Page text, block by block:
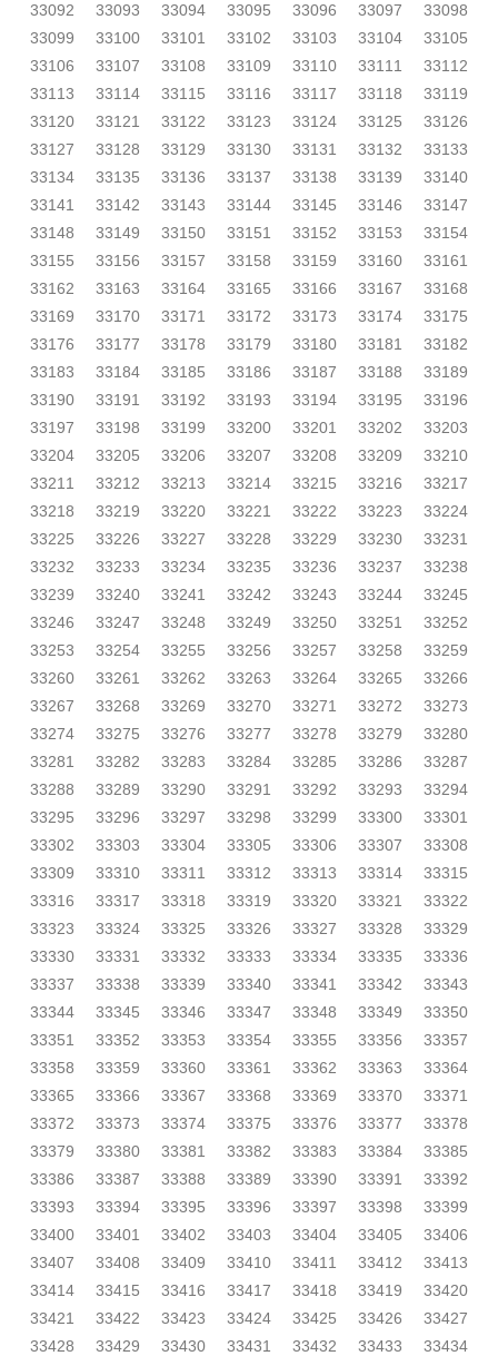
33092
33093 33094 33095 33096 33097
33098
33099
33100 33101 33102 33103 33104
33105
33106
33107 33108 33109 33110 33111
33112
33113
33114 33115 33116 33117 33118
33119
33120
33121 33122 33123 33124 33125
33126
33127
33128 33129 33130 33131 33132
33133
33134
33135 33136 33137 33138 33139
33140
33141
33142 33143 33144 33145 33146
33147
33148
33149 33150 33151 33152 33153
33154
33155
33156 33157 33158 33159 33160
33161
33162
33163 33164 33165 33166 33167
33168
33169
33170 33171 33172 33173 33174
33175
33176
33177 33178 33179 33180 33181
33182
33183
33184 33185 33186 33187 33188
33189
33190
33191 33192 33193 33194 33195
33196
33197
33198 33199 33200 33201 33202
33203
33204
33205 33206 33207 33208 33209
33210
33211
33212 33213 33214 33215 33216
33217
33218
33219 33220 33221 33222 33223
33224
33225
33226 33227 33228 33229 33230
33231
33232
33233 33234 33235 33236 33237
33238
33239
33240 33241 33242 33243 33244
33245
33246
33247 33248 33249 33250 33251
33252
33253
33254 33255 33256 33257 33258
33259
33260
33261 33262 33263 33264 33265
33266
33267
33268 33269 33270 33271 33272
33273
33274
33275 33276 33277 33278 33279
33280
33281
33282 33283 33284 33285 33286
33287
33288
33289 33290 33291 33292 33293
33294
33295
33296 33297 33298 33299 33300
33301
33302
33303 33304 33305 33306 33307
33308
33309
33310 33311 33312 33313 33314
33315
33316
33317 33318 33319 33320 33321
33322
33323
33324 33325 33326 33327 33328
33329
33330
33331 33332 33333 33334 33335
33336
33337
33338 33339 33340 33341 33342
33343
33344
33345 33346 33347 33348 33349
33350
33351
33352 33353 33354 33355 33356
33357
33358
33359 33360 33361 33362 33363
33364
33365
33366 33367 33368 33369 33370
33371
33372
33373 33374 33375 33376 33377
33378
33379
33380 33381 33382 33383 33384
33385
33386
33387 33388 33389 33390 33391
33392
33393
33394 33395 33396 33397 33398
33399
33400
33401 33402 33403 33404 33405
33406
33407
33408 33409 33410 33411 33412
33413
33414
33415 33416 33417 33418 33419
33420
33421
33422 33423 33424 33425 33426
33427
33428
33429 33430 33431 33432 33433
33434